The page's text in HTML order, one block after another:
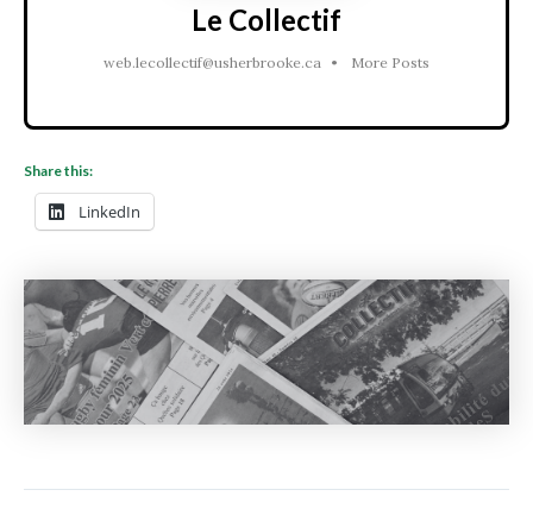
Le Collectif
web.lecollectif@usherbrooke.ca • More Posts
Share this:
LinkedIn